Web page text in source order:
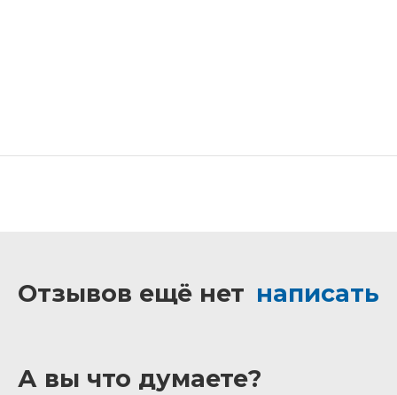
Отзывов ещё нет написать
А вы что думаете?